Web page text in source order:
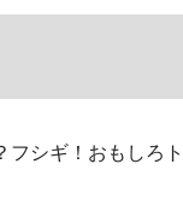
シギ！おもしろ